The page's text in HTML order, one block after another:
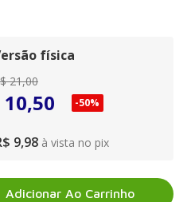
física
21,00
10,50 -50%
9,98 à vista no pix
Adicionar Ao Carrinho